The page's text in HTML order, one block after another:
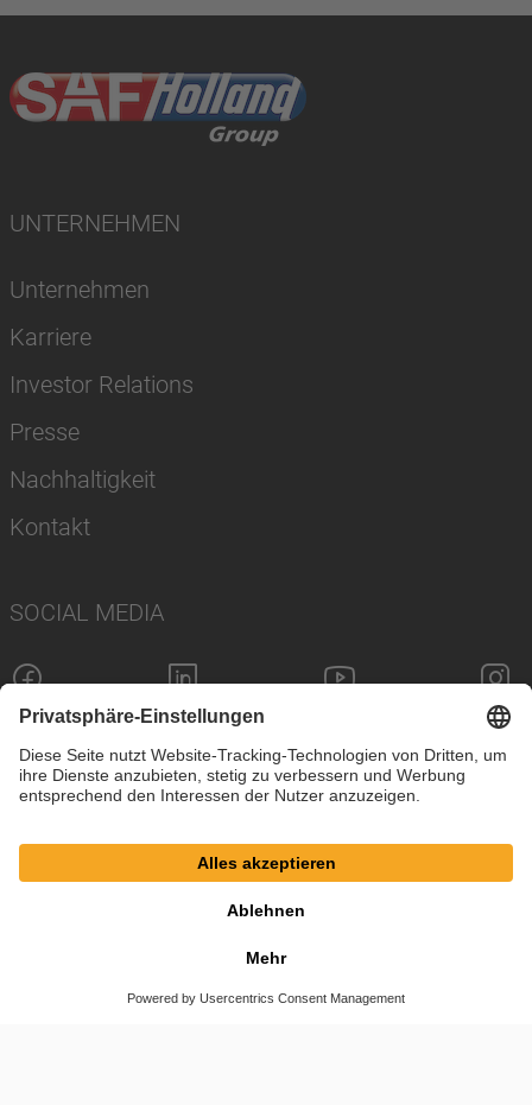
UNTERNEHMEN
Unternehmen
Karriere
Investor Relations
Presse
Nachhaltigkeit
Kontakt
SOCIAL MEDIA
© SAF-HOLLAND SE
Datenschutz
Cookie-Einstellungen
AGB